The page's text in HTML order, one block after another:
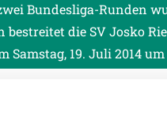
Bundesliga-Runden
bestreitet die SV Josko
Samstag, 19. Juli 2014 um